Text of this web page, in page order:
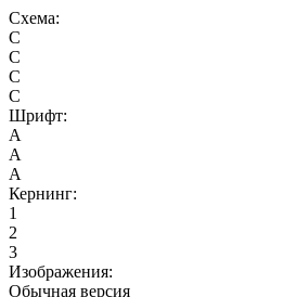
Схема:
C
C
C
C
Шрифт:
A
A
A
Кернинг:
1
2
3
Изображения:
Обычная версия